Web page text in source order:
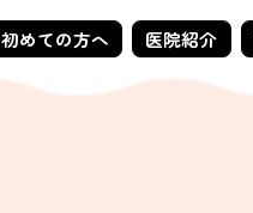
初めての方へ 医院紹介